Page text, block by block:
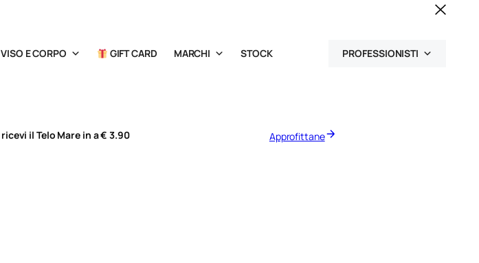
VISO E CORPO GIFT CARD MARCHI STOCK PROFESSIONISTI
ricevi il Telo Mare in a € 3.90 Approfittane